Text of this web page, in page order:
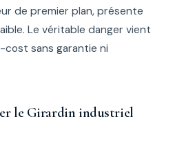
de premier plan, présente
Le véritable danger vient
sans garantie ni
le Girardin industriel